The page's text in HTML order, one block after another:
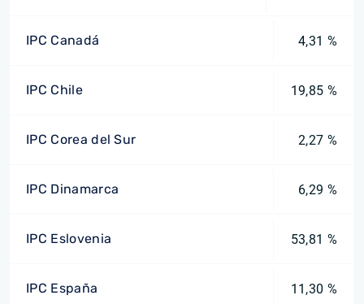
IPC Canadá 4,31 %
IPC Chile 19,85 %
IPC Corea del Sur 2,27 %
IPC Dinamarca 6,29 %
IPC Eslovenia 53,81 %
IPC España 11,30 %